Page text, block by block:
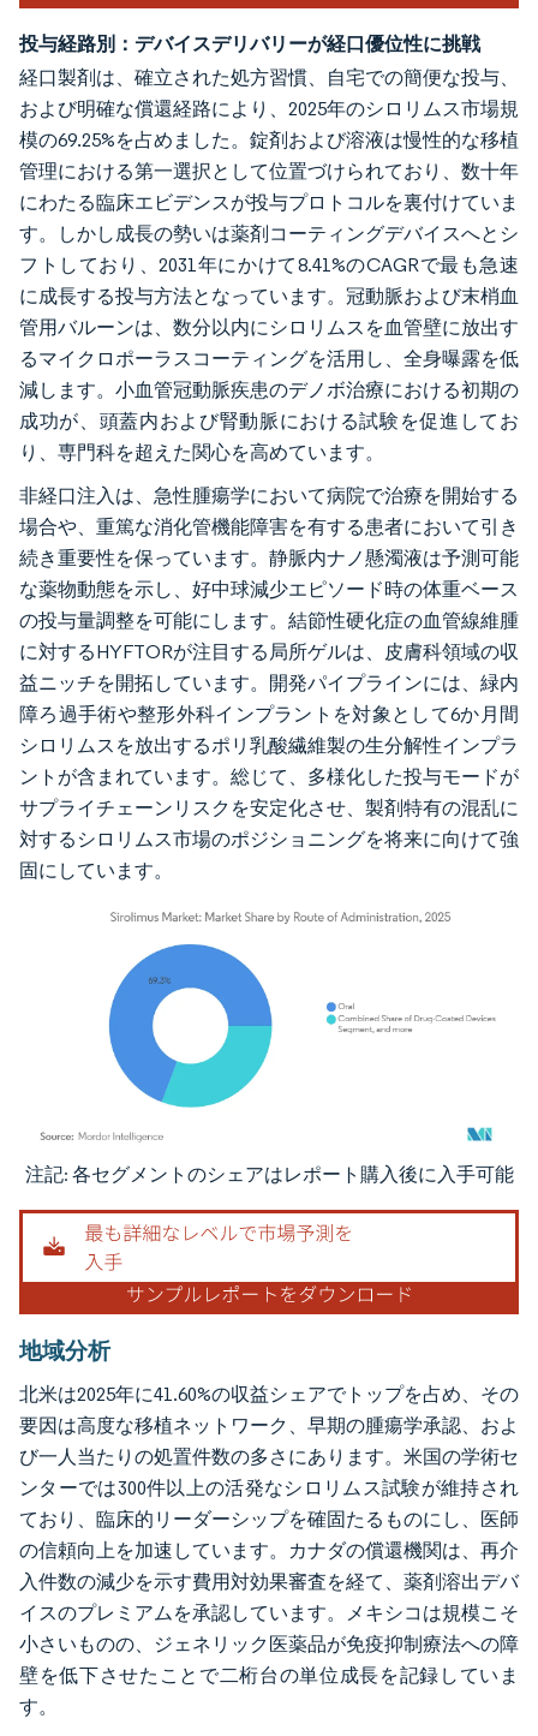
投与経路別：デバイスデリバリーが経口優位性に挑戦
経口製剤は、確立された処方習慣、自宅での簡便な投与、
および明確な償還経路により、2025年のシロリムス市場規
模の69.25%を占めました。錠剤および溶液は慢性的な移植
管理における第一選択として位置づけられており、数十年
にわたる臨床エビデンスが投与プロトコルを裏付けていま
す。しかし成長の勢いは薬剤コーティングデバイスへとシ
フトしており、2031年にかけて8.41%のCAGRで最も急速
に成長する投与方法となっています。冠動脈および末梢血
管用バルーンは、数分以内にシロリムスを血管壁に放出す
るマイクロポーラスコーティングを活用し、全身曝露を低
減します。小血管冠動脈疾患のデノボ治療における初期の
成功が、頭蓋内および腎動脈における試験を促進してお
り、専門科を超えた関心を高めています。
非経口注入は、急性腫瘍学において病院で治療を開始する
場合や、重篤な消化管機能障害を有する患者において引き
続き重要性を保っています。静脈内ナノ懸濁液は予測可能
な薬物動態を示し、好中球減少エピソード時の体重ベース
の投与量調整を可能にします。結節性硬化症の血管線維腫
に対するHYFTORが注目する局所ゲルは、皮膚科領域の収
益ニッチを開拓しています。開発パイプラインには、緑内
障ろ過手術や整形外科インプラントを対象として6か月間
シロリムスを放出するポリ乳酸繊維製の生分解性インプラ
ントが含まれています。総じて、多様化した投与モードが
サプライチェーンリスクを安定化させ、製剤特有の混乱に
対するシロリムス市場のポジショニングを将来に向けて強
固にしています。
画像 © Mordor Intelligence。再利用にはCC BY 4.0の表示が必要です。
注記: 各セグメントのシェアはレポート購入後に入手可能
地域分析
北米は2025年に41.60%の収益シェアでトップを占め、その
要因は高度な移植ネットワーク、早期の腫瘍学承認、およ
び一人当たりの処置件数の多さにあります。米国の学術セ
ンターでは300件以上の活発なシロリムス試験が維持され
ており、臨床的リーダーシップを確固たるものにし、医師
の信頼向上を加速しています。カナダの償還機関は、再介
入件数の減少を示す費用対効果審査を経て、薬剤溶出デバ
イスのプレミアムを承認しています。メキシコは規模こそ
小さいものの、ジェネリック医薬品が免疫抑制療法への障
壁を低下させたことで二桁台の単位成長を記録していま
す。